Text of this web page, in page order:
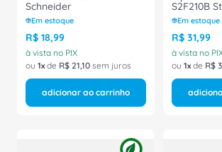
Schneider
Em estoque
R$ 18,99
à vista no PIX
ou 1 de R$ 21,10 sem juros
adicionar ao carrinho
S2F210B
Em estoque
R$ 31,99
à vista no
ou 1 de R$